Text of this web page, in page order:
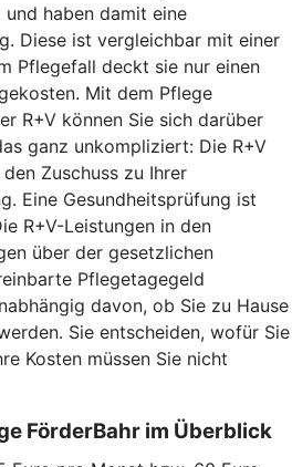
haben damit eine
Diese ist vergleichbar mit einer
Pflegefall deckt sie nur einen
Mit dem Pflege
R+V können Sie sich darüber
ganz unkompliziert: Die R+V
Zuschuss zu Ihrer
Eine Gesundheitsprüfung ist
R+V-Leistungen in den
über der gesetzlichen
Pflegetagegeld
davon, ob Sie zu Hause
Sie entscheiden, wofür Sie
Kosten müssen Sie nicht
FörderBahr im Überblick